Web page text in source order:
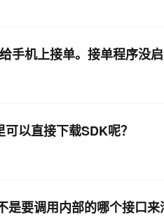
手机上接单。接单程序没
以直接下载SDK呢？
要调用内部的哪个接口来